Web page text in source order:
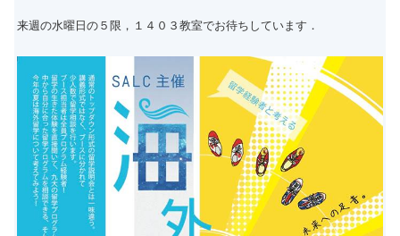
来週の水曜日の５限，１４０３教室でお待ちしています．